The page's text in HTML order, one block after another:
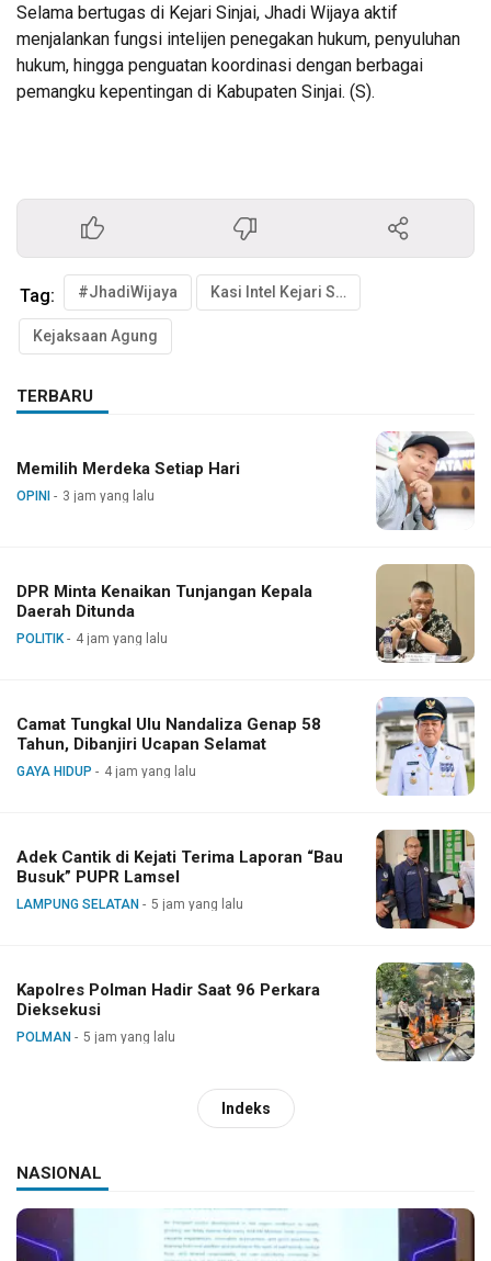
Selama bertugas di Kejari Sinjai, Jhadi Wijaya aktif
menjalankan fungsi intelijen penegakan hukum, penyuluhan
hukum, hingga penguatan koordinasi dengan berbagai
pemangku kepentingan di Kabupaten Sinjai. (S).
Tag: #JhadiWijaya Kasi Intel Kejari Sinjai Jhadi Wijaya
Kejaksaan Agung
TERBARU
Memilih Merdeka Setiap Hari
OPINI 3 jam yang lalu
DPR Minta Kenaikan Tunjangan Kepala
Daerah Ditunda
POLITIK 4 jam yang lalu
Camat Tungkal Ulu Nandaliza Genap 58
Tahun, Dibanjiri Ucapan Selamat
GAYA HIDUP 4 jam yang lalu
Adek Cantik di Kejati Terima Laporan “Bau
Busuk” PUPR Lamsel
LAMPUNG SELATAN 5 jam yang lalu
Kapolres Polman Hadir Saat 96 Perkara
Dieksekusi
POLMAN 5 jam yang lalu
Indeks
NASIONAL